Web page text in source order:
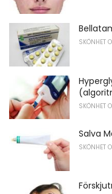
SKÖNHET
SKÖNHET
Salva
SKÖNHET